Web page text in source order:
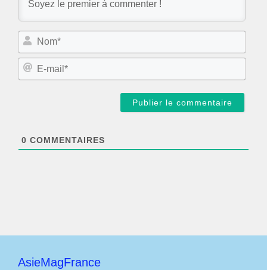
N
m
E
0 COMMENTAIRES
AsieMagFrance